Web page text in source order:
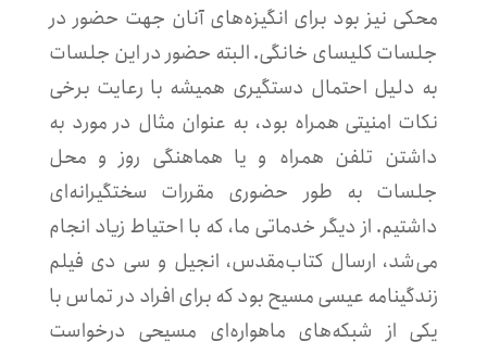
محکی نیز بود برای انگیزه‌های آنان جهت حضور در
جلسات کلیسای خانگی. البته حضور در این جلسات
به دلیل احتمال دستگیری همیشه با رعایت برخی
نکات امنیتی همراه بود، به عنوان مثال در مورد به
داشتن تلفن همراه و یا هماهنگی روز و محل
جلسات به طور حضوری مقررات سختگیرانه‌ای
داشتیم. از دیگر خدماتی ما، که با احتیاط زیاد انجام
می‌شد، ارسال کتاب‌مقدس، انجیل و سی دی فیلم
زندگینامه عیسی مسیح بود که برای افراد در تماس با
یکی از شبکه‌های ماهواره‌ای مسیحی درخواست